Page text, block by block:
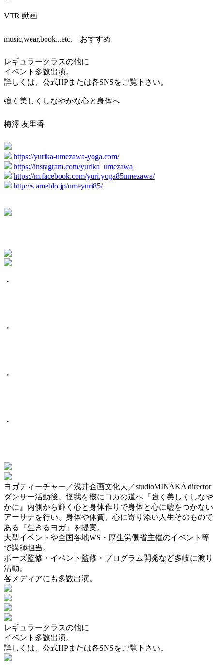
VTR 動画
music,wear,book...etc. おすすめ
レギュラークラスの他に
イベント多数出演。
詳しくは、公式HPまたは各SNSをご覧下さい。
強く美しくしなやかな心と身体へ
梅澤 友里香
https://yurika-umezawa-yoga.com/
https://instagram.com/yurika_umezawa
https://m.facebook.com/yuri.yoga85umezawa/
http://s.ameblo.jp/umeyuri85/
・
・
・
・
ヨガティーチャー／浅井企画文化人／studioMINAKA director
ダンサー活動後、怪我を機にヨガの道へ『強く美しくしなや
かに』内側から輝く心と身体作りで身体と心に嘘をつかない
アーサナを行い、身体や体質、心に寄り添い人生そのもので
ある『生きるヨガ』を提案。
大型イベントや全国各地WS・厚生労働省主催のイベント等
で講師担当。
ポーズ監修・イベント監修・プログラム開発など多岐に渡り
活動。
各メディアにも多数出演。
レギュラークラスの他に
イベント多数出演。
詳しくは、公式HPまたは各SNSをご覧下さい。